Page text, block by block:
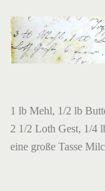
1 lb Mehl, 1/2 lb
2 1/2 Loth Gest, 1/4
eine große Tasse